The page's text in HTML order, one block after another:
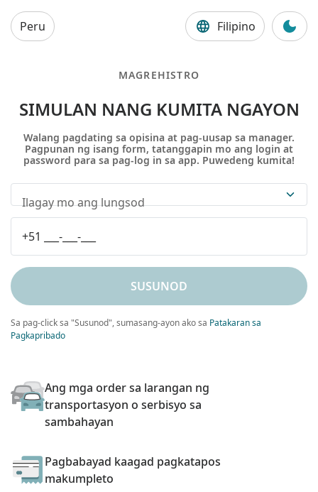
Peru Filipino
MAGREHISTRO
SIMULAN NANG KUMITA NGAYON
Walang pagdating sa opisina at pag-uusap sa manager.
Pagpunan ng isang form, tatanggapin mo ang login at
password para sa pag-log in sa app. Puwedeng kumita!
Ilagay mo ang lungsod
SUSUNOD
Sa pag-click sa "Susunod", sumasang-ayon ako sa Patakaran sa
Pagkapribado
Ang mga order sa larangan ng
transportasyon o serbisyo sa
sambahayan
Pagbabayad kaagad pagkatapos
makumpleto